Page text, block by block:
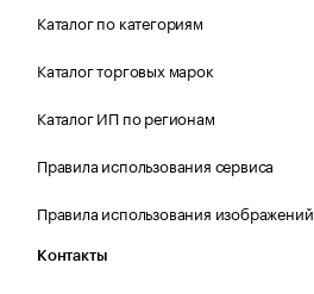
Каталог по категориям
Каталог торговых марок
Каталог ИП по регионам
Правила использования сервиса
Правила использования изображений
Контакты